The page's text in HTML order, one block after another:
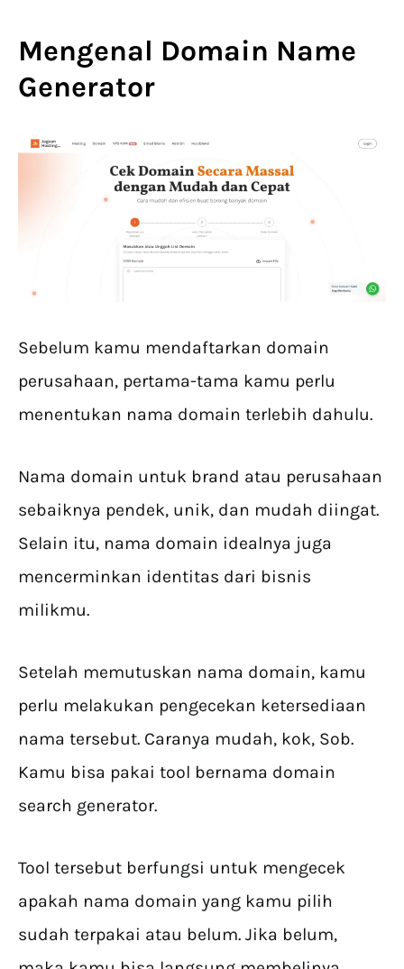
Mengenal Domain Name
Generator
Sebelum kamu mendaftarkan domain
perusahaan, pertama-tama kamu perlu
menentukan nama domain terlebih dahulu.
Nama domain untuk brand atau perusahaan
sebaiknya pendek, unik, dan mudah diingat.
Selain itu, nama domain idealnya juga
mencerminkan identitas dari bisnis
milikmu.
Setelah memutuskan nama domain, kamu
perlu melakukan pengecekan ketersediaan
nama tersebut. Caranya mudah, kok, Sob.
Kamu bisa pakai tool bernama domain
search generator.
Tool tersebut berfungsi untuk mengecek
apakah nama domain yang kamu pilih
sudah terpakai atau belum. Jika belum,